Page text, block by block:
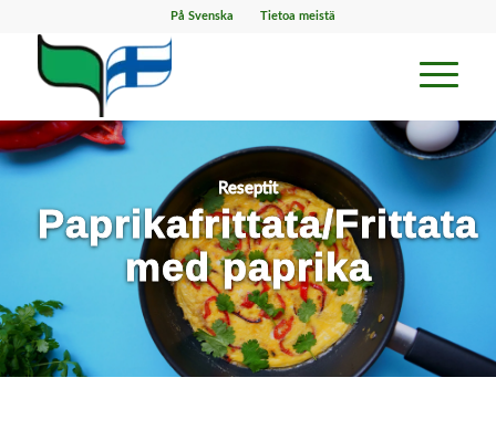
På Svenska Tietoa meistä
Reseptit
Paprikafrittata/Frittata
med paprika